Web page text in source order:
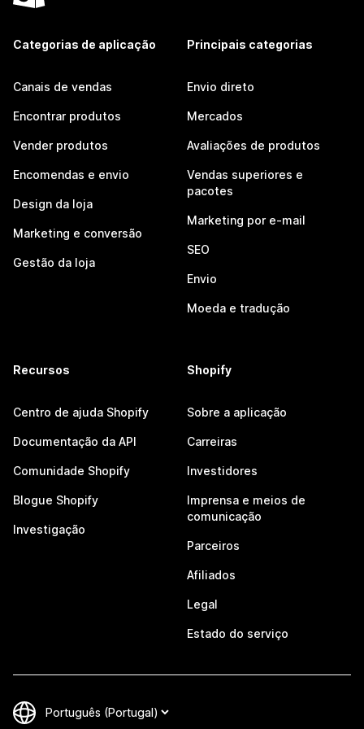
Categorias de aplicação
Canais de vendas
Encontrar produtos
Vender produtos
Encomendas e envio
Design da loja
Marketing e conversão
Gestão da loja
Principais categorias
Envio direto
Mercados
Avaliações de produtos
Vendas superiores e
pacotes
Marketing por e-mail
SEO
Envio
Moeda e tradução
Recursos
Centro de ajuda Shopify
Documentação da API
Comunidade Shopify
Blogue Shopify
Investigação
Shopify
Sobre a aplicação
Carreiras
Investidores
Imprensa e meios de
comunicação
Parceiros
Afiliados
Legal
Estado do serviço